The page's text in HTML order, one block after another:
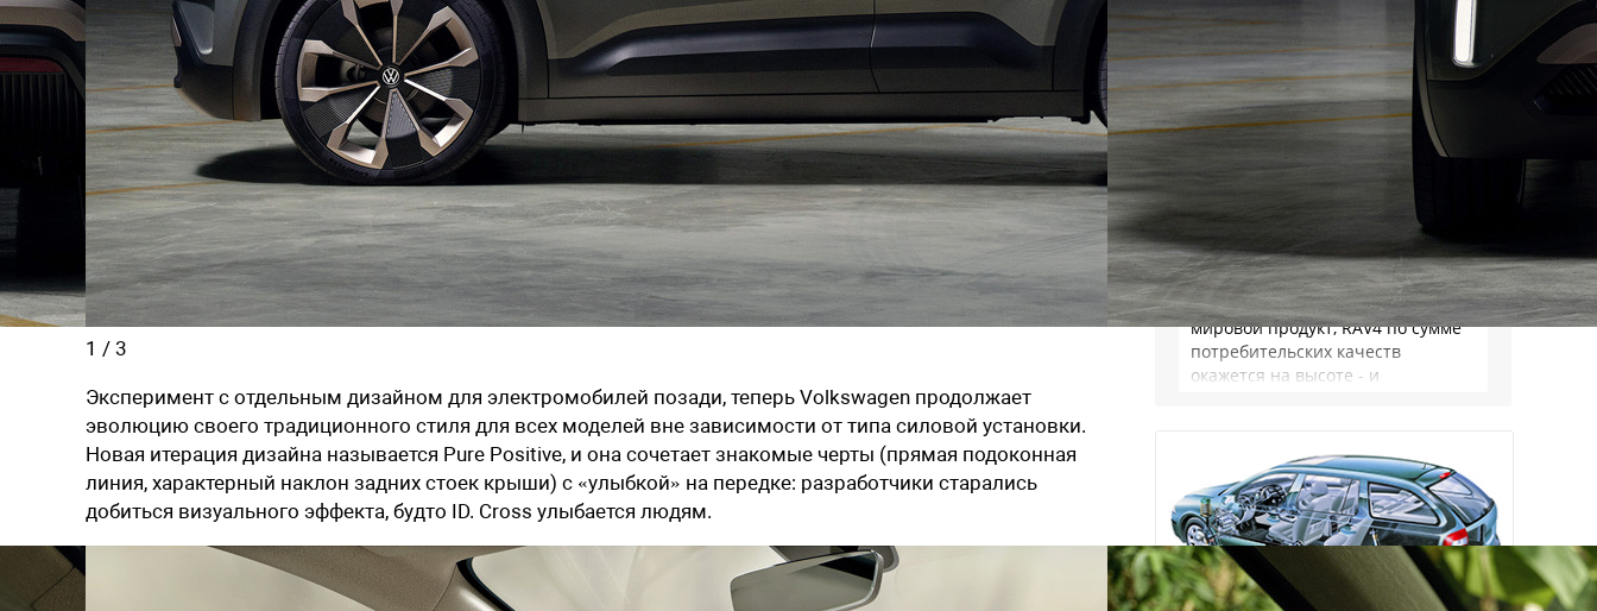
1 / 3
Эксперимент с отдельным дизайном для электромобилей позади, теперь Volkswagen продолжает
эволюцию своего традиционного стиля для всех моделей вне зависимости от типа силовой установки.
Новая итерация дизайна называется Pure Positive, и она сочетает знакомые черты (прямая подоконная
линия, характерный наклон задних стоек крыши) с «улыбкой» на передке: разработчики старались
добиться визуального эффекта, будто ID. Cross улыбается людям.
Уже выучил как писать
правильно клона Чери?
незакостинелый ты не наш
Ожидаемо. По крайней мере, я в
голосовании ровно такого
расклада и ожидал: как массовый
мировой продукт, RAV4 по сумме
потребительских качеств
окажется на высоте - и